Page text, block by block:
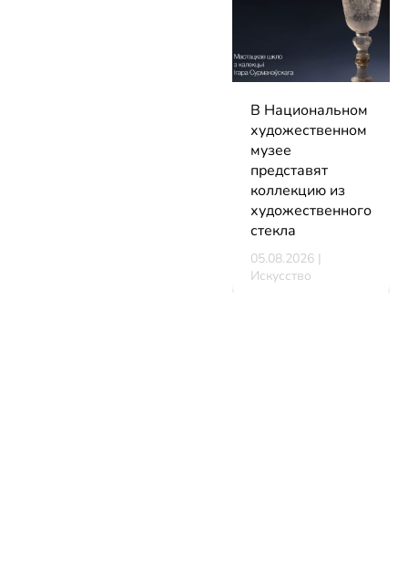
В Национальном
художественном
музее
представят
коллекцию из
художественного
стекла
05.08.2026 |
Искусство